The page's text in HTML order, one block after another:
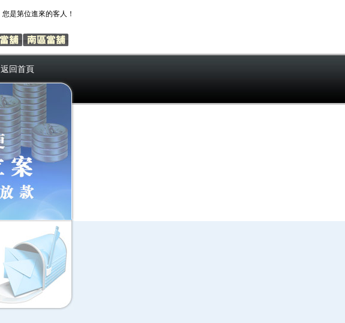
您是第位進來的客人！
返回首頁